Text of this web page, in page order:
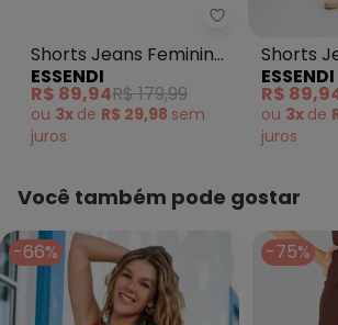
Essendi -
Shorts Jeans Feminino
Bordo
ESSENDI
R$ 89,94R$ 179,99
ou 3x de R$ 29,98 sem
juros
Shorts
Vermelho
ESSENDI
R$
ou 3x de
juros
Você também pode gostar
-66% -75%